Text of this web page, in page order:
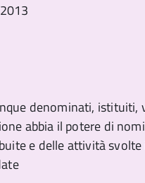
denominati,
abbia il potere di
e delle attività